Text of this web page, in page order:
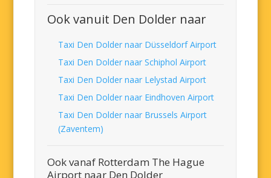
Ook vanuit Den Dolder naar
Taxi Den Dolder naar Düsseldorf Airport
Taxi Den Dolder naar Schiphol Airport
Taxi Den Dolder naar Lelystad Airport
Taxi Den Dolder naar Eindhoven Airport
Taxi Den Dolder naar Brussels Airport
(Zaventem)
Ook vanaf Rotterdam The Hague
Airport naar Den Dolder